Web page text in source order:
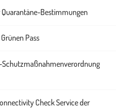
Quarantäne-Bestimmungen
Pass
Schutzmaßnahmenverordnung
Check Service der